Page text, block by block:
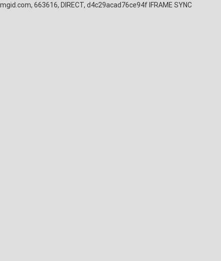
mgid.com, 663616, DIRECT, d4c29acad76ce94f IFRAME SYNC